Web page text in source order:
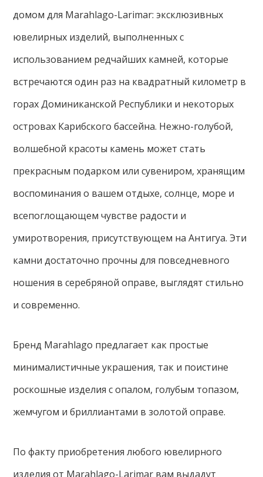
домом для Marahlago-Larimar: эксклюзивных
ювелирных изделий, выполненных с
использованием редчайших камней, которые
встречаются один раз на квадратный километр в
горах Доминиканской Республики и некоторых
островах Карибского бассейна. Нежно-голубой,
волшебной красоты камень может стать
прекрасным подарком или сувениром, хранящим
воспоминания о вашем отдыхе, солнце, море и
всепоглощающем чувстве радости и
умиротворения, присутствующем на Антигуа. Эти
камни достаточно прочны для повседневного
ношения в серебряной оправе, выглядят стильно
и современно.
Бренд Marahlago предлагает как простые
минималистичные украшения, так и поистине
роскошные изделия с опалом, голубым топазом,
жемчугом и бриллиантами в золотой оправе.
По факту приобретения любого ювелирного
изделия от Marahlago-Larimar вам выдадут